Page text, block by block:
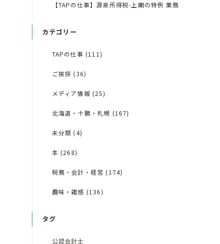
【TAPの仕事】源泉所得税-上期の特例 業務
カテゴリー
TAPの仕事 (111)
ご挨拶 (36)
メディア情報 (25)
北海道・十勝・札幌 (167)
未分類 (4)
本 (268)
税務・会計・経営 (174)
趣味・雑感 (136)
タグ
公認会計士